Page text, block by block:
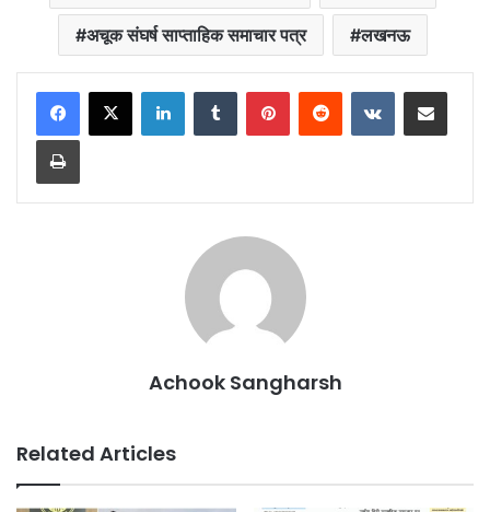
अचूक संघर्ष साप्ताहिक समाचार पत्र लखनऊ
LinkedInTumblr PinterestReddit VKontakteShare via Email
Print
Achook Sangharsh
Related Articles